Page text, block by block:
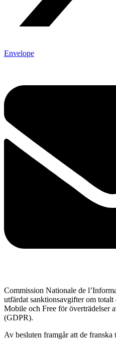
Envelope
Commission Nationale de
utfärdat sanktionsavgifter om
Mobile och Free för överträdelser
(GDPR).
Av besluten framgår att de